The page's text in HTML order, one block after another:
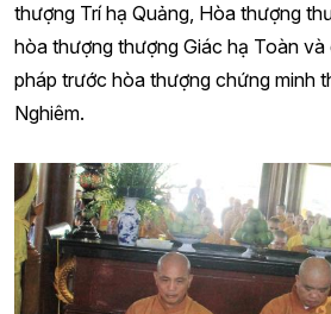
thượng Trí hạ Quảng, Hòa thượng
hòa thượng thượng Giác hạ Toàn và
pháp trước hòa thượng chứng minh
Nghiêm.